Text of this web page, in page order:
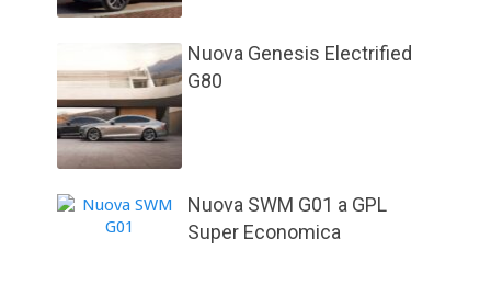
Nuova Genesis Electrified
G80
Nuova SWM G01 a GPL
Super Economica